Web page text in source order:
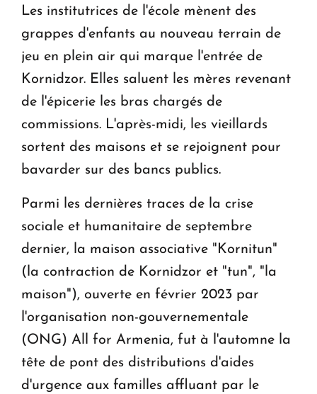
Les institutrices de l'école mènent des
grappes d'enfants au nouveau terrain de
jeu en plein air qui marque l'entrée de
Kornidzor. Elles saluent les mères revenant
de l'épicerie les bras chargés de
commissions. L'après-midi, les vieillards
sortent des maisons et se rejoignent pour
bavarder sur des bancs publics.
Parmi les dernières traces de la crise
sociale et humanitaire de septembre
dernier, la maison associative "Kornitun"
(la contraction de Kornidzor et "tun", "la
maison"), ouverte en février 2023 par
l'organisation non-gouvernementale
(ONG) All for Armenia, fut à l'automne la
tête de pont des distributions d'aides
d'urgence aux familles affluant par le